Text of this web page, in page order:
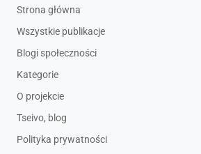
Strona główna
Wszystkie publikacje
Blogi społeczności
Kategorie
O projekcie
Tseivo, blog
Polityka prywatności